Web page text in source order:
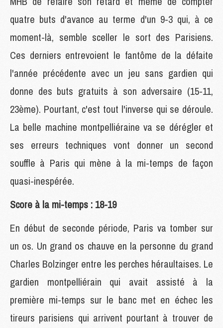
quatre buts d'avance au terme d'un 9-3 qui, à ce
moment-là, semble sceller le sort des Parisiens.
Ces derniers entrevoient le fantôme de la défaite
l'année précédente avec un jeu sans gardien qui
donne des buts gratuits à son adversaire (15-11,
23ème). Pourtant, c'est tout l'inverse qui se déroule.
La belle machine montpelliéraine va se dérégler et
ses erreurs techniques vont donner un second
souffle à Paris qui mène à la mi-temps de façon
quasi-inespérée.
Score à la mi-temps : 18-19
En début de seconde période, Paris va tomber sur
un os. Un grand os chauve en la personne du grand
Charles Bolzinger entre les perches héraultaises. Le
gardien montpelliérain qui avait assisté à la
première mi-temps sur le banc met en échec les
tireurs parisiens qui arrivent pourtant à trouver de